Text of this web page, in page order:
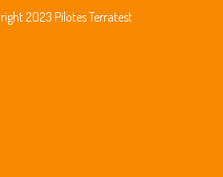
2023 Pilotes Terratest